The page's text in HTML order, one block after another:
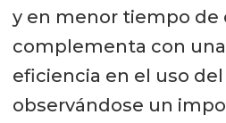
y en menor tiempo de
complementa con
eficiencia en el uso
observándose un